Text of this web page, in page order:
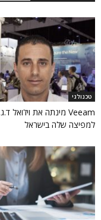
טכנולגי
Veeam מינתה את ויז'ואל ד.ג.
למפיצה שלה בישראל